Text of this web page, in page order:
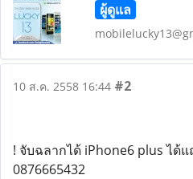
ผู้ดูแล
10 ส.ค. 2558 16:44 #2
! จับฉลากได้ iPhone6 plus ได้
0876665432